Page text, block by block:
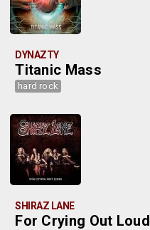
DYNAZTY
Titanic Mass
hard rock
SHIRAZ LANE
For Crying Out Loud